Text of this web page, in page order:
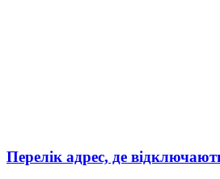
Перелік адрес, де